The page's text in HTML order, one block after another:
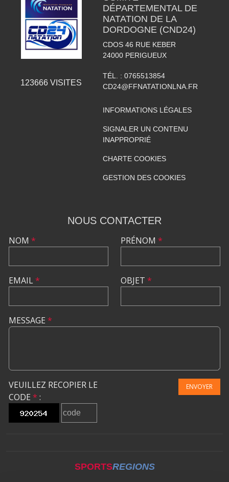
123666 VISITES
DÉPARTEMENTAL DE
NATATION DE LA
DORDOGNE (CND24)
CDOS 46 RUE KEBER
24000 PERIGUEUX
TÉL. : 0765513854
CD24@FFNATATIONLNA.FR
INFORMATIONS LÉGALES
SIGNALER UN CONTENU
INAPPROPRIÉ
CHARTE COOKIES
GESTION DES COOKIES
NOUS CONTACTER
NOM *
EMAIL*
PRÉNOM *
OBJET *
MESSAGE *
VEUILLEZ RECOPIER LE
CODE * :
ENVOYER
SPORTSREGIONS